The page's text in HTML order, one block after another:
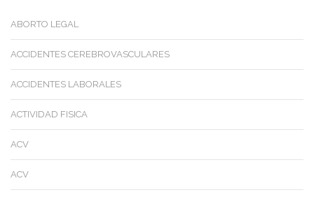
ABORTO LEGAL
ACCIDENTES CEREBROVASCULARES
ACCIDENTES LABORALES
ACTIVIDAD FISICA
ACV
ACV